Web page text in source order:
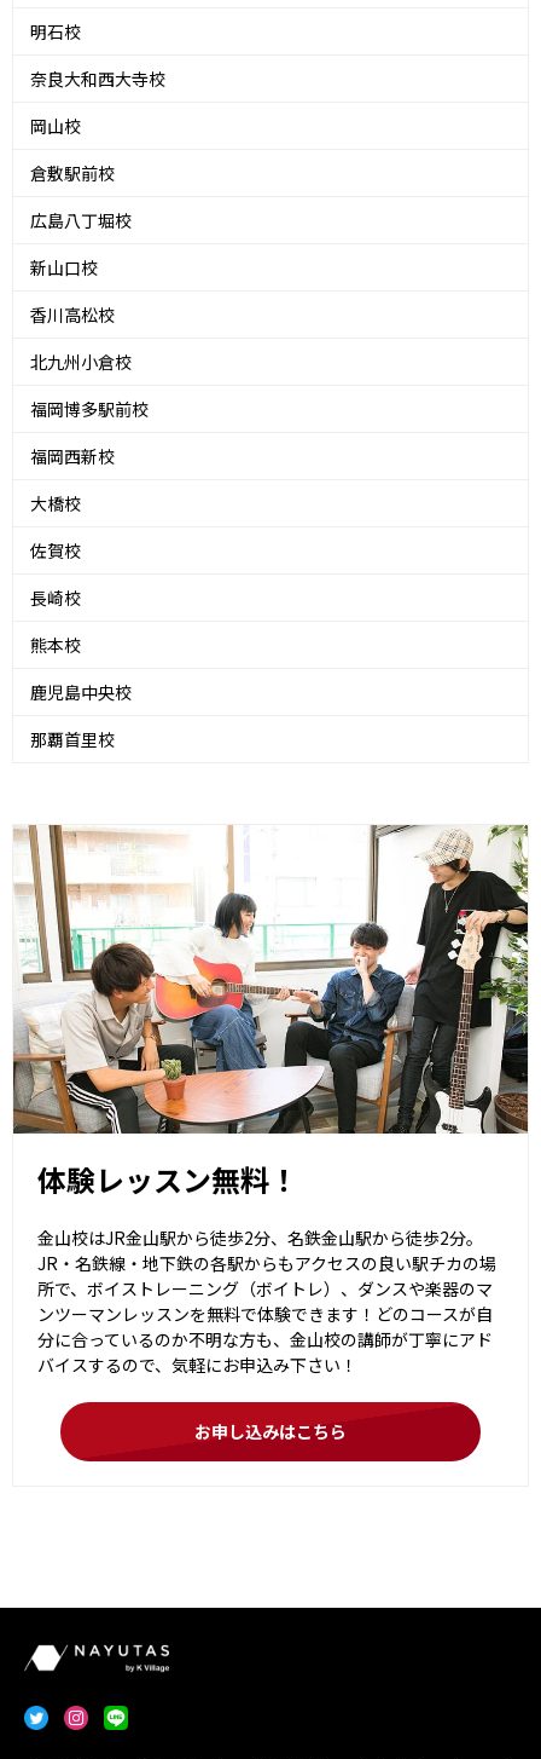
明石校
奈良大和西大寺校
岡山校
倉敷駅前校
広島八丁堀校
新山口校
香川高松校
北九州小倉校
福岡博多駅前校
福岡西新校
大橋校
佐賀校
長崎校
熊本校
鹿児島中央校
那覇首里校
体験レッスン無料！
金山校はJR金山駅から徒歩2分、名鉄金山駅から徒歩2分。
JR・名鉄線・地下鉄の各駅からもアクセスの良い駅チカの場
所で、ボイストレーニング（ボイトレ）、ダンスや楽器のマ
ンツーマンレッスンを無料で体験できます！どのコースが自
分に合っているのか不明な方も、金山校の講師が丁寧にアド
バイスするので、気軽にお申込み下さい！
お申し込みはこちら